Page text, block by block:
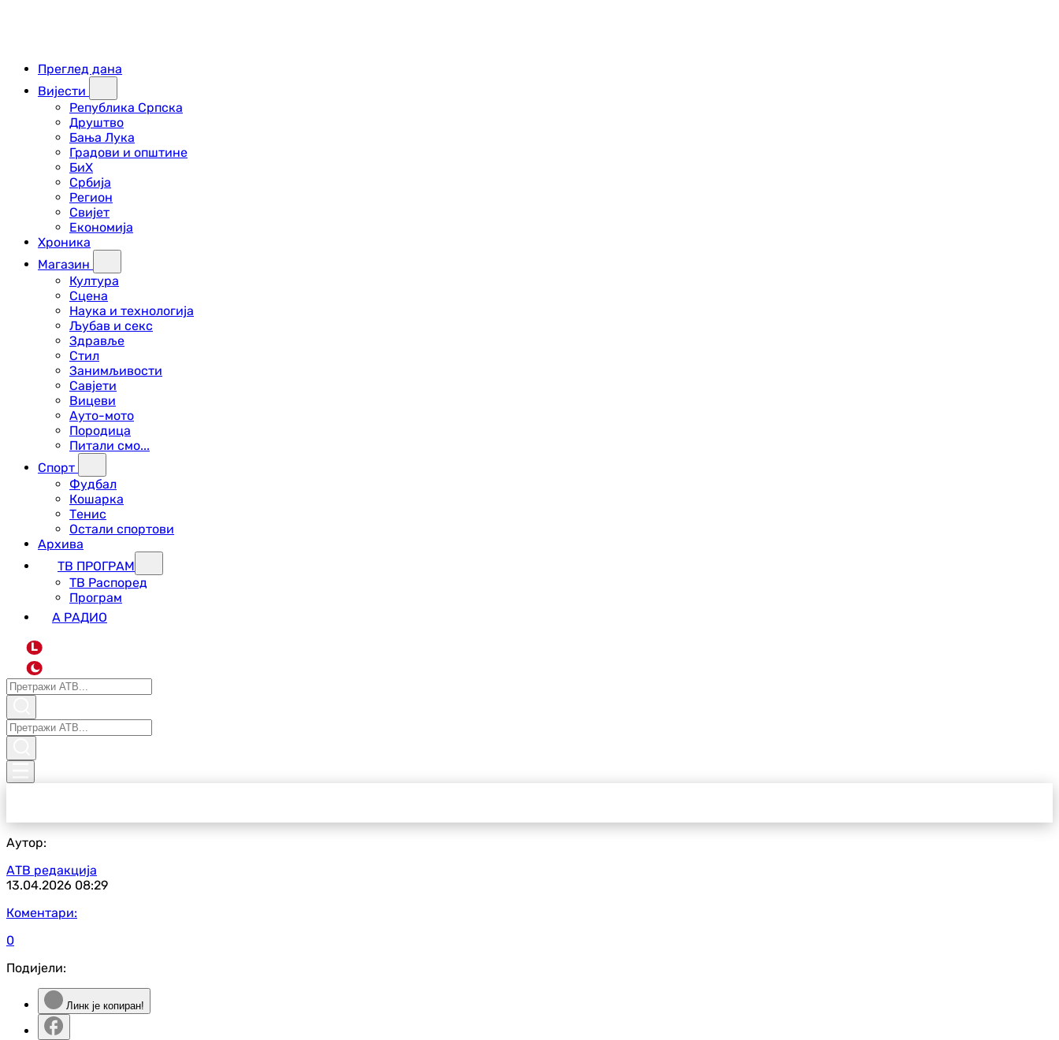
Преглед дана
Вијести
Република Српска
Друштво
Бања Лука
Градови и општине
БиХ
Србија
Регион
Свијет
Економија
Хроника
Магазин
Култура
Сцена
Наука и технологија
Љубав и секс
Здравље
Стил
Занимљивости
Савјети
Вицеви
Ауто-мото
Породица
Питали смо...
Спорт
Фудбал
Кошарка
Тенис
Остали спортови
Архива
ТВ ПРОГРАМ
ТВ Распоред
Програм
А РАДИО
L
Аутор:
АТВ редакција
13.04.2026 08:29
Коментари:
0
Подијели:
Линк је копиран!